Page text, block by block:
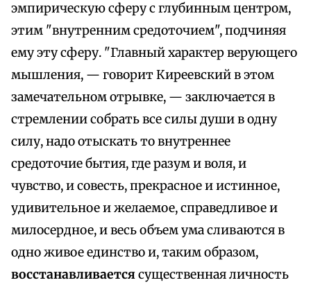
эмпирическую сферу с глубинным центром,
этим "внутренним средоточием", подчиняя
ему эту сферу. "Главный характер верующего
мышления, — говорит Киреевский в этом
замечательном отрывке, — заключается в
стремлении собрать все силы души в одну
силу, надо отыскать то внутреннее
средоточие бытия, где разум и воля, и
чувство, и совесть, прекрасное и истинное,
удивительное и желаемое, справедливое и
милосердное, и весь объем ума сливаются в
одно живое единство и, таким образом,
восстанавливаетсясущественная личность